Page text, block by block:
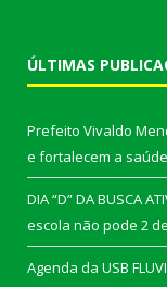
ÚLTIMAS
Prefeito Vivaldo
e fortalecem a
DIA “D” DA BUSCA
escola não pode 2
Agenda da USB